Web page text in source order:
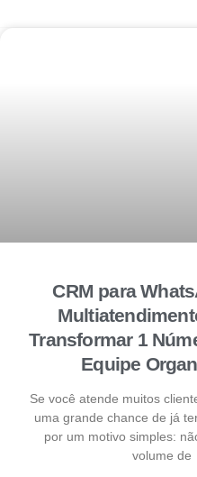
CRM para
Transformar 1
Equipe
Se você atende muitos
uma grande chance de já
por um motivo simples:
volume de